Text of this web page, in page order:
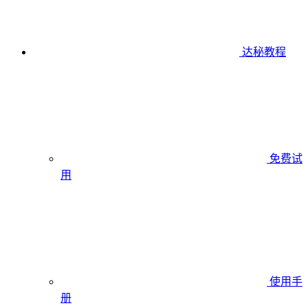
达秘教程
免费试
用
使用手
册